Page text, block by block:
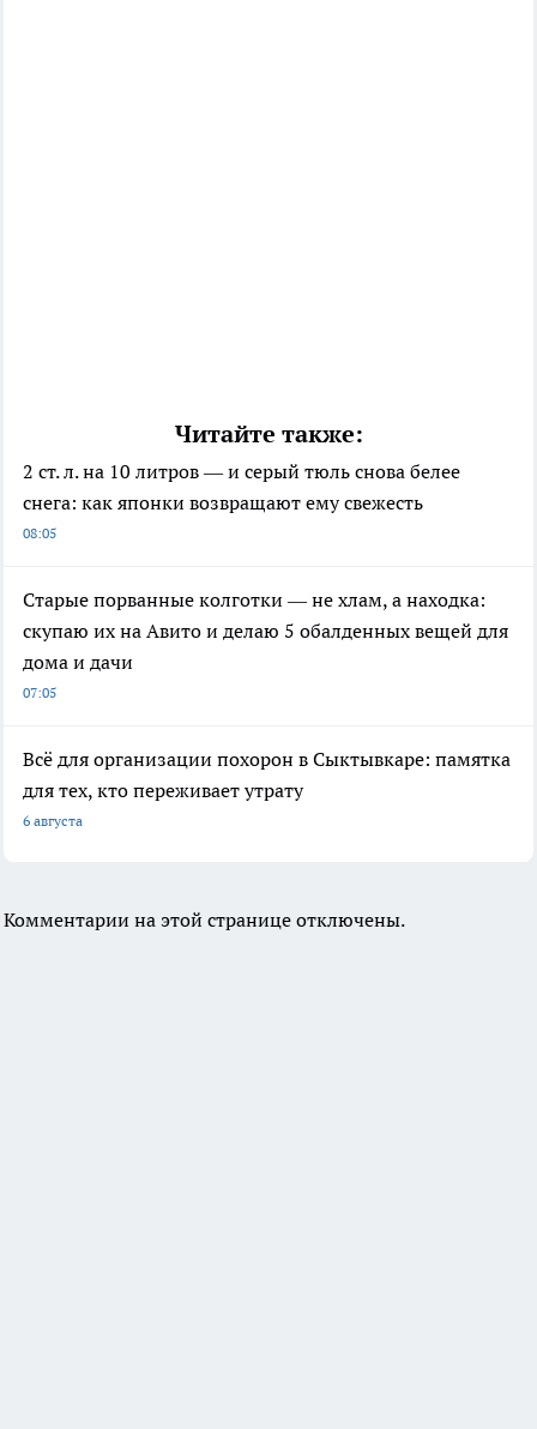
Читайте также:
2 ст. л. на 10 литров — и серый тюль снова белее
снега: как японки возвращают ему свежесть
08:05
Старые порванные колготки — не хлам, а находка:
скупаю их на Авито и делаю 5 обалденных вещей для
дома и дачи
07:05
Всё для организации похорон в Сыктывкаре: памятка
для тех, кто переживает утрату
6 августа
Комментарии на этой странице отключены.